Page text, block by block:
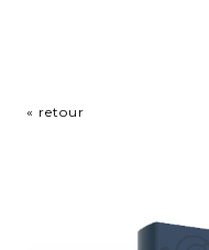
« retour